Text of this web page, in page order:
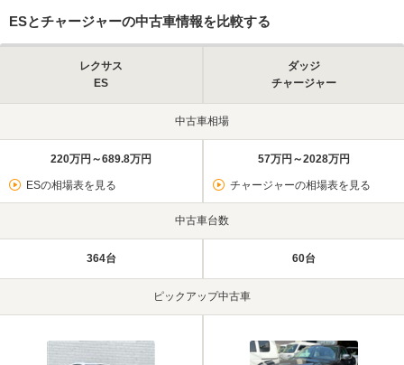
ESとチャージャーの中古車情報を比較する
レクサス
ES
ダッジ
チャージャー
中古車相場
220万円～689.8万円
ESの相場表を見る
57万円～2028万円
チャージャーの相場表を見る
中古車台数
364台 60台
ピックアップ中古車